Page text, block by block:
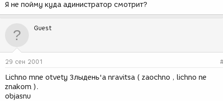
Я не пойму куда адинистратор смотрит?
Guest
29 сен 2001
Lichno mne otvety Злыдень'a nravitsa ( zaochno , lichno ne
znakom ).
objasnu